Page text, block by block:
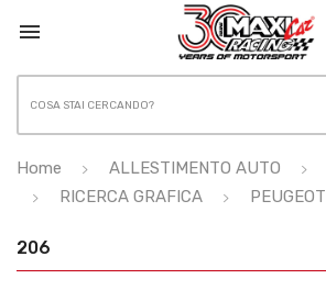

Home ALLESTIMENTO AUTO
RICERCA GRAFICA
PEUGEOT
206